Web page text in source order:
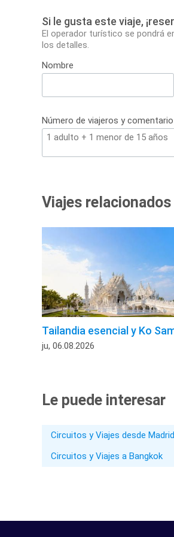
Si le gusta este viaje,
El operador turístico se pondrá
los detalles.
Nombre
Número de viajeros y
Viajes relacionados
Tailandia esencial y Ko
ju, 06.08.2026
Le puede interesar
Circuitos y Viajes desde Madrid
Circuitos y Viajes a Bangkok